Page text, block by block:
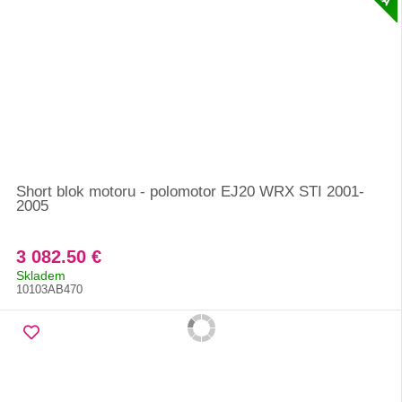
Short blok motoru - polomotor EJ20 WRX STI 2001-
2005
3 082.50 €
Skladem
10103AB470